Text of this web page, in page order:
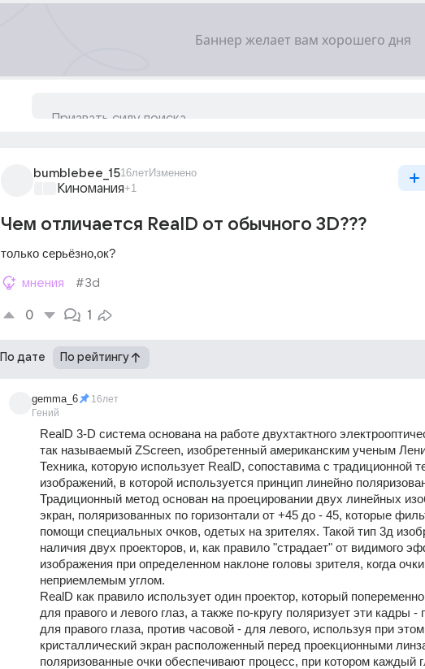
bumblebee_1516летИзменено
Киномания+1
Чем отличается RealD от обычного 3D???
только серьёзно,ок?
мнения #3d
0 1
По дате По рейтингу
gemma_6
Гений
16лет
RealD 3-D система основана на работе двухтактного
так называемый ZScreen, изобретенный американским ученым
Техника, которую использует RealD, сопоставима с традиционной
изображений, в которой используется принцип линейно
Традиционный метод основан на проецировании двух линейных
экран, поляризованных по горизонтали от +45 до - 45, которые
помощи специальных очков, одетых на зрителях. Такой тип 3д
наличия двух проекторов, и, как правило "страдает" от видимого
изображения при определенном наклоне головы зрителя, когда
неприемлемым углом.
RealD как правило использует один проектор, который
для правого и левого глаз, а также по-кругу поляризует эти кадры -
для правого глаза, против часовой - для левого, используя при
кристаллический экран расположенный перед проекционными
поляризованные очки обеспечивают процесс, при котором каждый